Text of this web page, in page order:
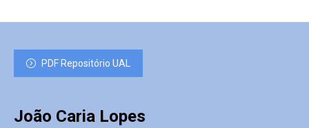
PDF Repositório UAL
João Caria Lopes